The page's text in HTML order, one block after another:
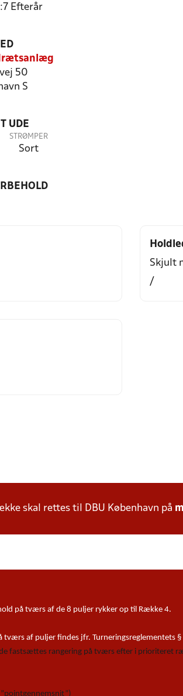
Efterår
50
S
UDE
STRØMPER
Sort
Skjult
/
skal rettes til DBU København på
på tværs af de 8 puljer rykker op til Række 4.
tværs af puljer findes jfr. Turneringsreglementets §
fastsættes rangering på tværs efter i prioriteret